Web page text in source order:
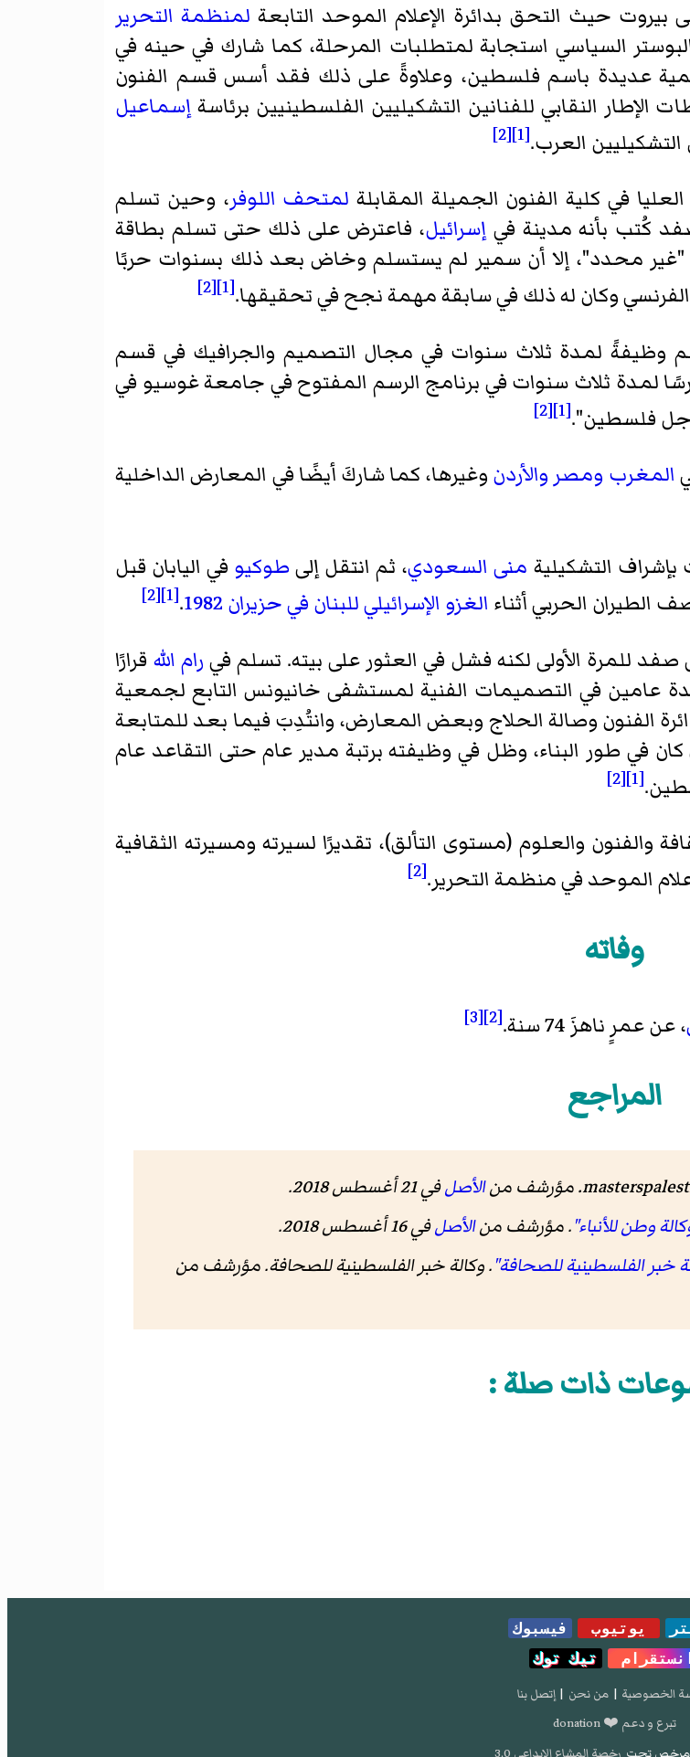
لمنظمة التحرير
السياسي استجابة لمتطلبات المرحلة، كما شارك في حينه في
عديدة باسم فلسطين، وعلاوةً على ذلك فقد أسس قسم الفنون
الإطار النقابي للفنانين التشكيليين الفلسطينيين برئاسة إسماعيل
التشكيليين العرب.[1]
[2]
في كلية الفنون الجميلة المقابلة لمتحف اللوفر، وحين تسلم
كُتب بأنه مدينة في إسرائيل، فاعترض على ذلك حتى تسلم بطاقة
محدد"، إلا أن سمير لم يستسلم وخاض بعد ذلك بسنوات حربًا
وكان له ذلك في سابقة مهمة نجح في تحقيقها.[1]
[2]
وظيفةً لمدة ثلاث سنوات في مجال التصميم والجرافيك في قسم
لمدة ثلاث سنوات في برنامج الرسم المفتوح في جامعة غوسيو في
فلسطين".[1]
[2]
المغرب ومصر والأردن وغيرها، كما شاركَ أيضًا في المعارض الداخلية
التشكيلية منى السعودي، ثم انتقل إلى طوكيو في اليابان قبل
الطيران الحربي أثناء الغزو الإسرائيلي للبنان في حزيران 1982 .
[1]
[2]
رام الله قرارًا
عامين في التصميمات الفنية لمستشفى خانيونس التابع لجمعية
الفنون وصالة الحلاج وبعض المعارض، وانتُدِبَ فيما بعد للمتابعة
كان في طور البناء، وظل في وظيفته برتبة مدير عام حتى التقاعد عام
[1]
[2]
والفنون والعلوم (مستوى التألق)، تقديرًا لسيرته ومسيرته الثقافية
الموحد في منظمة التحرير.[2]
وفاته
، عن عمرٍ ناهزَ 74 سنة. [2]
[3]
المراجع
. مؤرشف منالأصلفي 21 أغسطس 2018
.
وطن للأنباء". مؤرشف منالأصلفي 16 أغسطس 2018
.
خبر الفلسطينية للصحافة".وكالة خبر الفلسطينية للصحافة. مؤرشف من
ذات صلة :
يوتيوب
فيسبوك
تيك توك
الخصوصية | من نحن | إتصل بنا
تبرع و دعم ❤️ donation